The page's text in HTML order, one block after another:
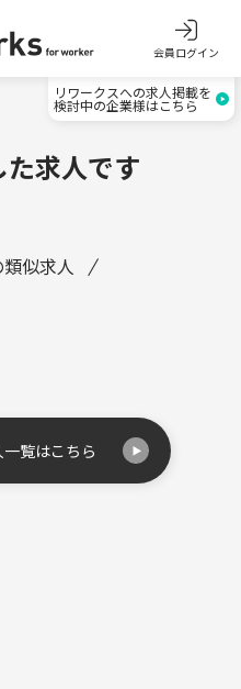
会員ログイン
リワークスへの求人掲載を
検討中の企業様はこちら
求人です
似求人
覧はこちら